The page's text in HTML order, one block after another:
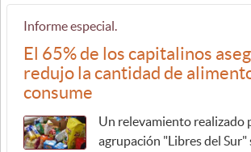
Informe especial.
El 65% de los capitalinos
redujo la cantidad de
consume
Un relevamiento realizado
agrupación "Libres del